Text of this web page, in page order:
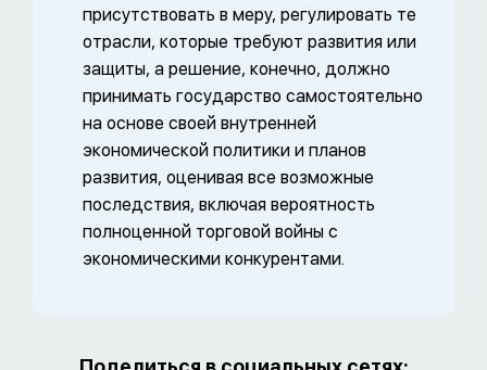
присутствовать в меру, регулировать те
отрасли, которые требуют развития или
защиты, а решение, конечно, должно
принимать государство самостоятельно
на основе своей внутренней
экономической политики и планов
развития, оценивая все возможные
последствия, включая вероятность
полноценной торговой войны с
экономическими конкурентами.